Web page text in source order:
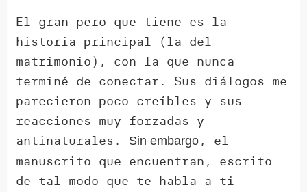
El gran pero que tiene es la
historia principal (la del
matrimonio), con la que nunca
terminé de conectar. Sus diálogos me
parecieron poco creíbles y sus
reacciones muy forzadas y
antinaturales.
Sin embargo , el
manuscrito que encuentran, escrito
de tal modo que te habla a ti